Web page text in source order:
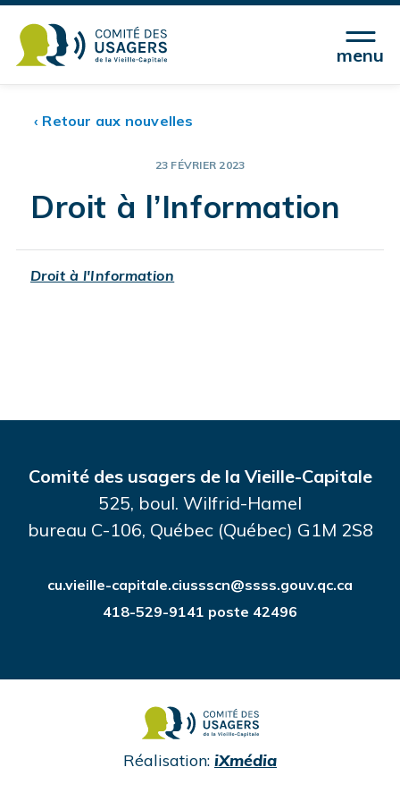
menu
‹ Retour aux nouvelles
23 FÉVRIER 2023
Droit à l’Information
Droit à l'Information
Comité des usagers de la Vieille-Capitale
525, boul. Wilfrid-Hamel
bureau C-106, Québec (Québec) G1M 2S8
cu.vieille-capitale.ciussscn@ssss.gouv.qc.ca
418-529-9141 poste 42496
Réalisation: iXmédiaundefined